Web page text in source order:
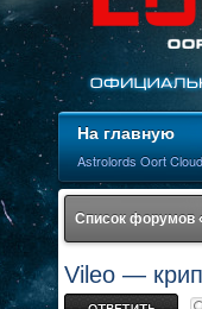
На главную
Astrolords Oort Cloud
Список форумов ‹
Vileo —
Ответить